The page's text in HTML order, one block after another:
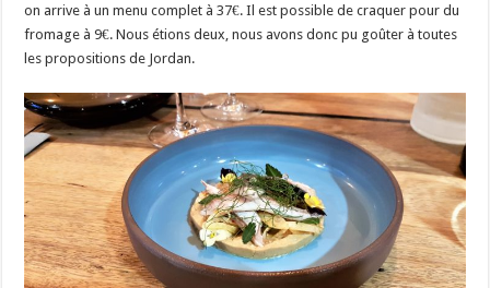
on arrive à un menu complet à 37€. Il est possible de craquer pour du
fromage à 9€. Nous étions deux, nous avons donc pu goûter à toutes
les propositions de Jordan.